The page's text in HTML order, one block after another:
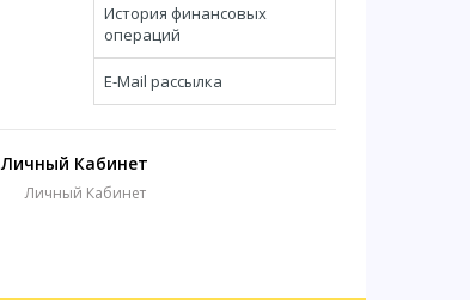
История финансовых
операций
E-Mail рассылка
Личный Кабинет
Личный Кабинет